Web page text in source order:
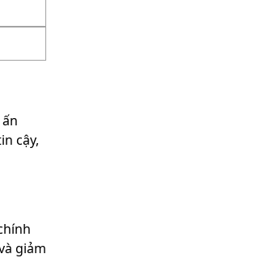
cậy,
giảm